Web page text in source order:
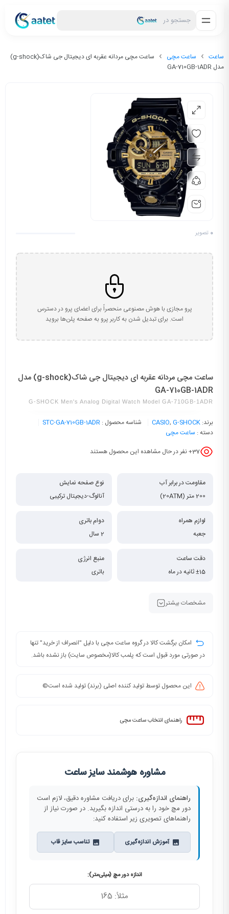
جستجو در
ساعت ساعت مچی
ساعت مچی مردانه عقربه ای دیجیتال جی شاک(g-shock)
مدل GA-710GB-1ADR
0 تصویر
پرو مجازی با هوش مصنوعی منحصراً برای اعضای پرو در دسترس
است. برای تبدیل شدن به کاربر پرو به صفحه پلن‌ها بروید
ساعت مچی مردانه عقربه ای دیجیتال جی شاک(g-shock) مدل
GA-710GB-1ADR
G-SHOCK Men's Analog Digital Watch Model GA-710GB-1ADR
برند: CASIO, G-SHOCK شناسه محصول : STC-GA-710GB-1ADR
دسته : ساعت مچی
37+ نفر در حال مشاهده این محصول هستند
مقاومت در برابر آب
200 متر (20ATM)
نوع صفحه نمایش
آنالوگ-دیجیتال ترکیبی
لوازم همراه
جعبه
دوام باتری
2 سال
دقت ساعت
±15 ثانیه در ماه
منبع انرژی
باتری
مشخصات بیشتر
امکان برگشت کالا در گروه ساعت مچی با دلیل "انصراف از خرید" تنها
در صورتی مورد قبول است که پلمب کالا(مخصوص سایت) باز نشده باشد.
این محصول توسط تولید کننده اصلی (برند) تولید شده است©️
راهنمای انتخاب ساعت مچی
مشاوره هوشمند سایز ساعت
راهنمای اندازه‌گیری: برای دریافت مشاوره دقیق، لازم است
دور مچ خود را به درستی اندازه بگیرید. در صورت نیاز از
راهنماهای تصویری زیر استفاده کنید:
آموزش اندازه‌گیری تناسب سایز قاب
اندازه دور مچ (میلی‌متر):